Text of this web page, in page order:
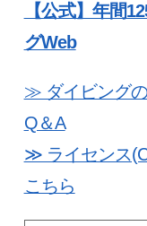
【公式】年間
グWeb
≫ ダイビング
Q＆A
≫ ライセンス
こちら